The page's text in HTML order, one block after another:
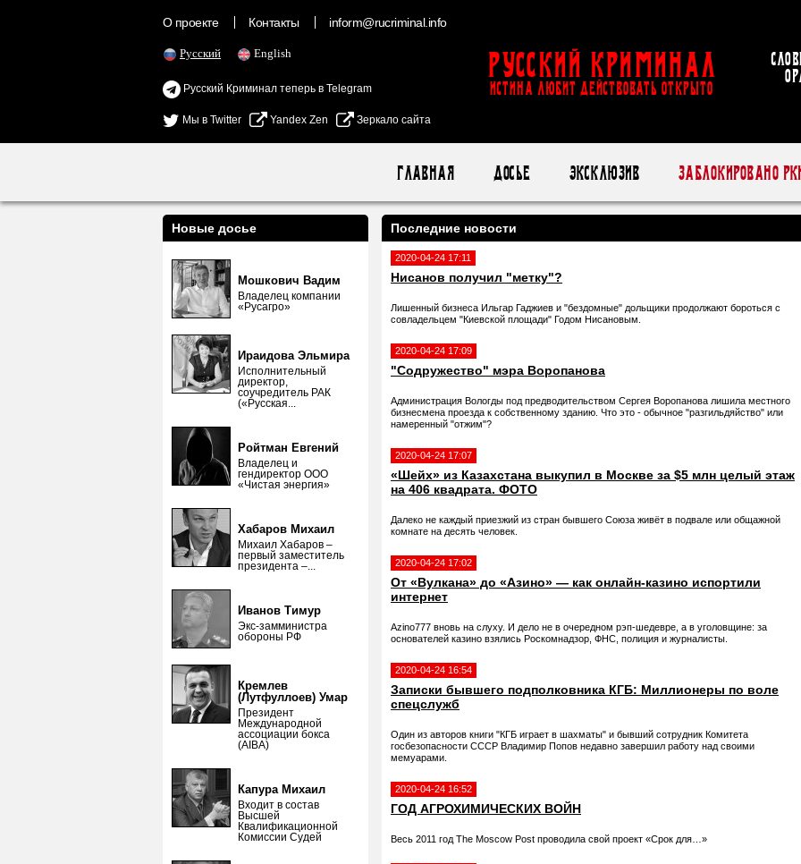
О проекте Контакты inform@rucriminal.info
Русский English
Русский Криминал теперь в Telegram
Мы в Twitter Yandex Zen Зеркало сайта
Русский Криминал
ИСТИНА ЛЮБИТ ДЕЙСТВОВАТЬ ОТКРЫТО
Главная Досье Эксклюзив Заблокировано
Новые досье
Мошкович Вадим
Владелец компании
«Русагро»
Ираидова Эльмира
Исполнительный
директор,
соучредитель РАК
(«Русская...
Ройтман Евгений
Владелец и
гендиректор ООО
«Чистая энергия»
Хабаров Михаил
Михаил Хабаров –
первый заместитель
президента –...
Иванов Тимур
Экс-замминистра
обороны РФ
Кремлев
(Лутфуллоев) Умар
Президент
Международной
ассоциации бокса
(AIBA)
Капура Михаил
Входит в состав
Высшей
Квалификационной
Комиссии Судей
Последние новости
2020-04-24 17:11
Нисанов получил "метку"?
Лишенный бизнеса Ильгар Гаджиев и "бездомные" дольщики продолжают бороться с
совладельцем "Киевской площади" Годом Нисановым.
2020-04-24 17:09
"Содружество" мэра Воропанова
Администрация Вологды под предводительством Сергея Воропанова лишила местного
бизнесмена проезда к собственному зданию. Что это - обычное "разгильдяйство" или
намеренный "отжим"?
2020-04-24 17:07
«Шейх» из Казахстана выкупил в Москве за $5 млн целый этаж
на 406 квадрата. ФОТО
Далеко не каждый приезжий из стран бывшего Союза живёт в подвале или общажной
комнате на десять человек.
2020-04-24 17:02
От «Вулкана» до «Азино» — как онлайн-казино испортили
интернет
Azino777 вновь на слуху. И дело не в очередном рэп-шедевре, а в уголовщине: за
основателей казино взялись Роскомнадзор, ФНС, полиция и журналисты.
2020-04-24 16:54
Записки бывшего подполковника КГБ: Миллионеры по воле
спецслужб
Один из авторов книги "КГБ играет в шахматы" и бывший сотрудник Комитета
госбезопасности СССР Владимир Попов недавно завершил работу над своими
мемуарами.
2020-04-24 16:52
ГОД АГРОХИМИЧЕСКИХ ВОЙН
Весь 2011 год The Moscow Post проводила свой проект «Срок для…»